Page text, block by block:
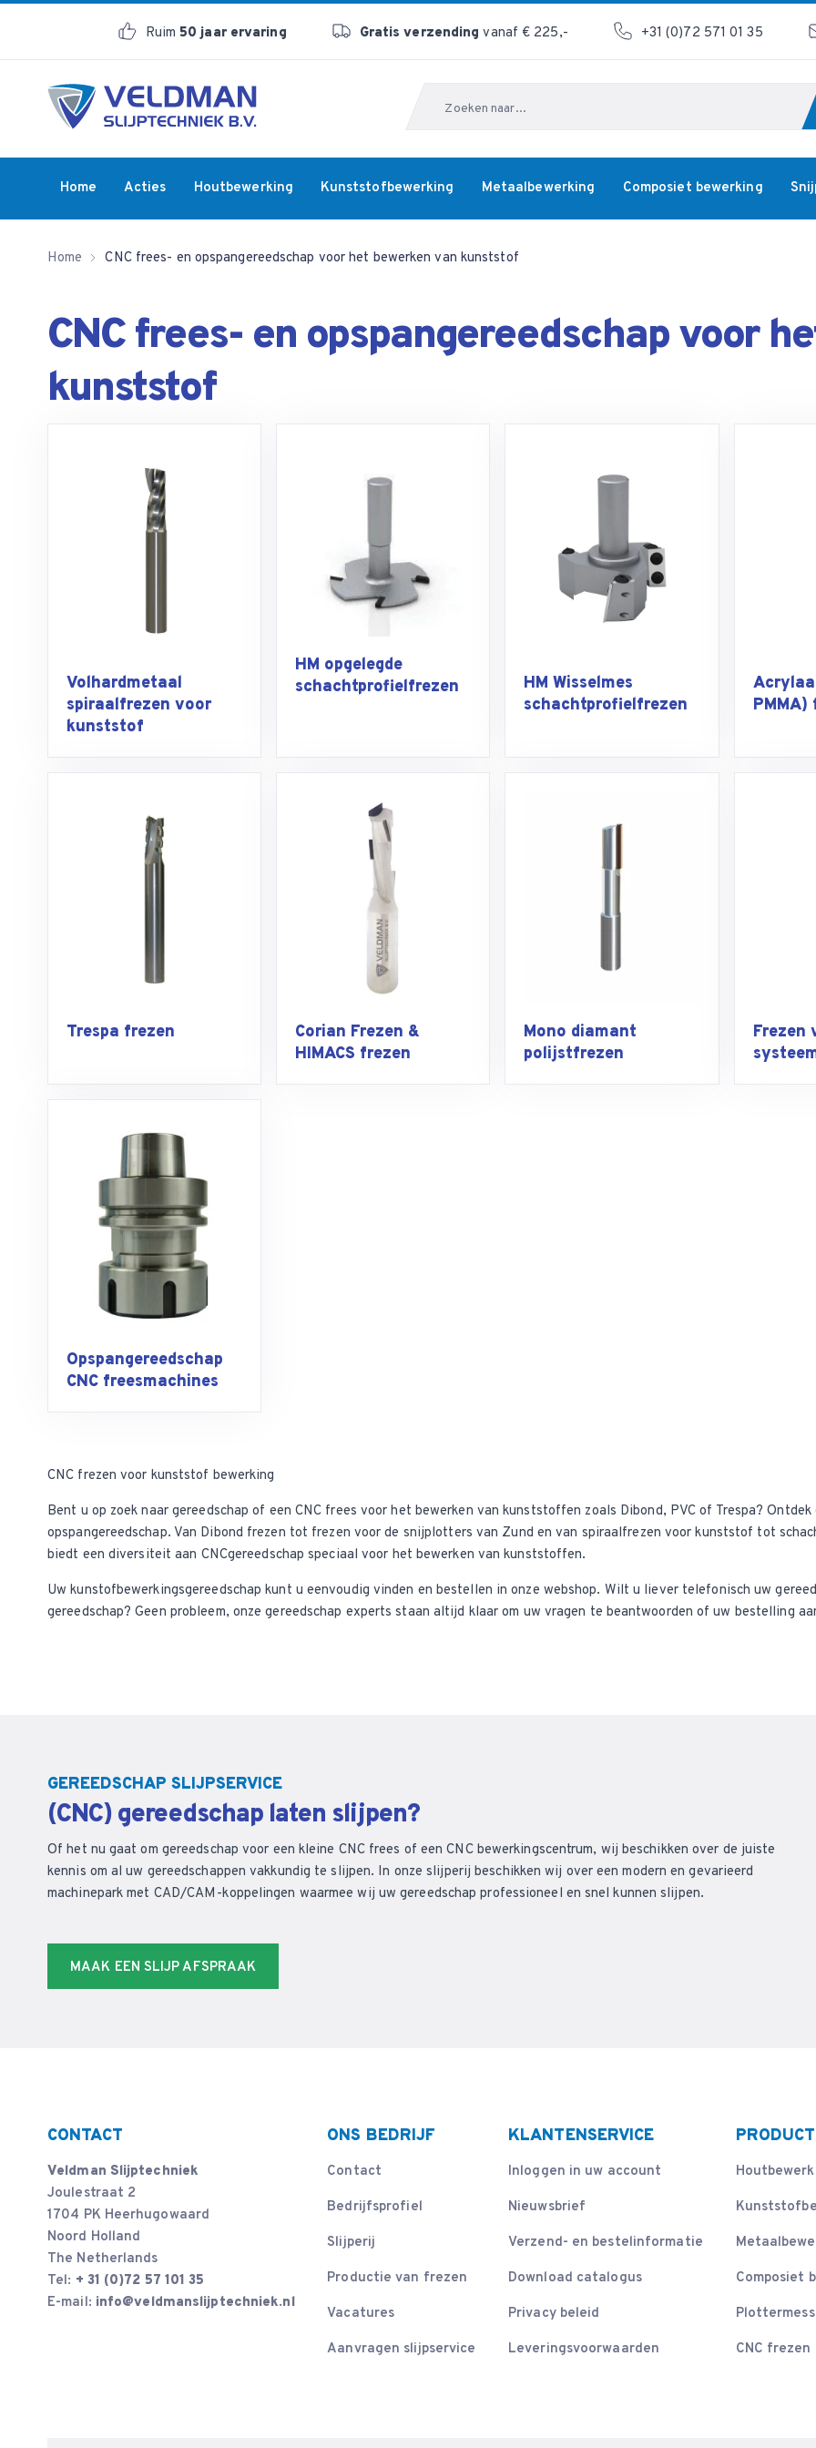
Ruim50 jaar ervaring Gratis verzending vanaf € 225,- +31 (0)72 571 01 35
Home Acties Houtbewerking Kunststofbewerking Metaalbewerking Composiet bewerking
Home CNC frees- en opspangereedschap voor het bewerken van kunststof
CNC frees- en opspangereedschap voor
kunststof
Volhardmetaal
spiraalfrezen voor
kunststof
HM opgelegde
schachtprofielfrezen
HM Wisselmes
schachtprofielfrezen
PMMA)
Trespa frezen
Corian Frezen &
HIMACS frezen
Mono diamant
polijstfrezen
Frezen
Opspangereedschap
CNC freesmachines
CNC frezen voor kunststof bewerking
Bent u op zoek naar gereedschap of een CNC frees voor het bewerken van kunststoffen zoals Dibond, PVC of Trespa?
opspangereedschap. Van Dibond frezen tot frezen voor de snijplotters van Zund en van spiraalfrezen voor kunststof tot
biedt een diversiteit aan CNCgereedschap speciaal voor het bewerken van kunststoffen.
Uw kunstofbewerkingsgereedschap kunt u eenvoudig vinden en bestellen in onze webshop. Wilt u liever telefonisch uw
gereedschap? Geen probleem, onze gereedschap experts staan altijd klaar om uw vragen te beantwoorden of uw bestelling
GEREEDSCHAP SLIJPSERVICE
(CNC) gereedschap laten slijpen?
Of het nu gaat om gereedschap voor een kleine CNC frees of een CNC bewerkingscentrum, wij beschikken over de juiste
kennis om al uw gereedschappen vakkundig te slijpen. In onze slijperij beschikken wij over een modern en gevarieerd
machinepark met CAD/CAM-koppelingen waarmee wij uw gereedschap professioneel en snel kunnen slijpen.
MAAK EEN SLIJP AFSPRAAK
CONTACT
Veldman Slijptechniek
Joulestraat 2
1704 PK Heerhugowaard
Noord Holland
The Netherlands
Tel: + 31 (0)72 57 101 35
E-mail: info@veldmanslijptechniek.nl
ONS BEDRIJF
Contact
Bedrijfsprofiel
Slijperij
Productie van frezen
Vacatures
Aanvragen slijpservice
KLANTENSERVICE
Inloggen in uw account
Nieuwsbrief
Verzend- en bestelinformatie
Download catalogus
Privacy beleid
Leveringsvoorwaarden
Composiet
CNC frezen